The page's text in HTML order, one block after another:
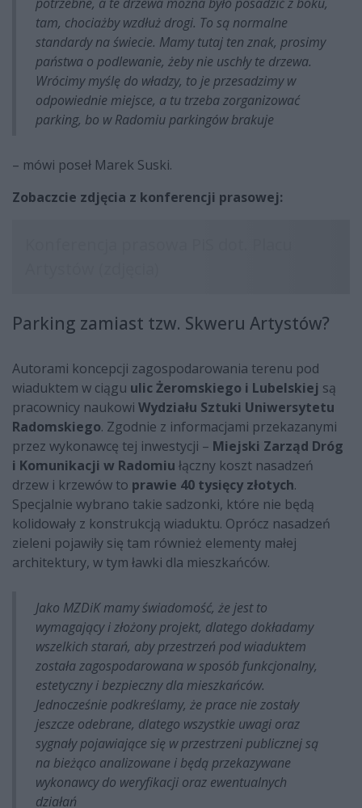
tam, chociażby wzdłuż drogi. To są normalne
standardy na świecie. Mamy tutaj ten znak, prosimy
państwa o podlewanie, żeby nie uschły te drzewa.
Wrócimy myślę do władzy, to je przesadzimy w
odpowiednie miejsce, a tu trzeba zorganizować
parking, bo w Radomiu parkingów brakuje
– mówi poseł Marek Suski.
Zobaczcie zdjęcia z konferencji prasowej:
Parking zamiast tzw. Skweru Artystów?
Autorami koncepcji zagospodarowania terenu pod
wiaduktem w ciągu ulic Żeromskiego i Lubelskiej są
pracownicy naukowi Wydziału Sztuki Uniwersytetu
Radomskiego. Zgodnie z informacjami przekazanymi
przez wykonawcę tej inwestycji – Miejski Zarząd Dróg
i Komunikacji w Radomiu łączny koszt nasadzeń
drzew i krzewów to prawie 40 tysięcy złotych.
Specjalnie wybrano takie sadzonki, które nie będą
kolidowały z konstrukcją wiaduktu. Oprócz nasadzeń
zieleni pojawiły się tam również elementy małej
architektury, w tym ławki dla mieszkańców.
Jako MZDiK mamy świadomość, że jest to
wymagający i złożony projekt, dlatego dokładamy
wszelkich starań, aby przestrzeń pod wiaduktem
została zagospodarowana w sposób funkcjonalny,
estetyczny i bezpieczny dla mieszkańców.
Jednocześnie podkreślamy, że prace nie zostały
jeszcze odebrane, dlatego wszystkie uwagi oraz
sygnały pojawiające się w przestrzeni publicznej są
na bieżąco analizowane i będą przekazywane
wykonawcy do weryfikacji oraz ewentualnych
działań